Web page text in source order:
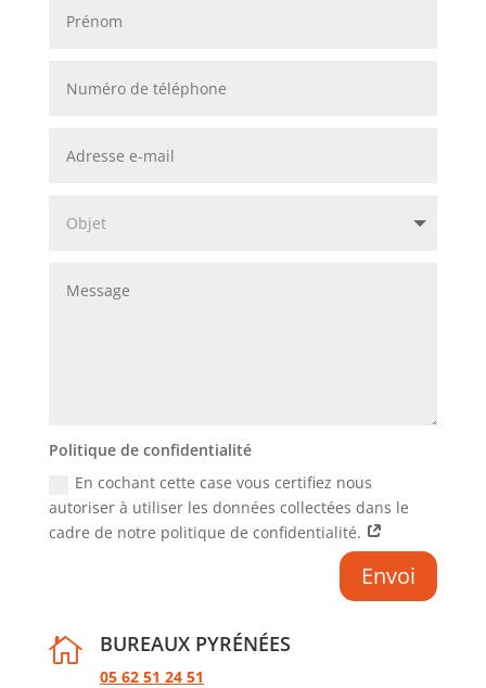
Politique de confidentialité
En cochant cette case vous certifiez nous
autoriser à utiliser les données collectées dans le
cadre de notre politique de confidentialité.
Envoi
 BUREAUX PYRÉNÉES
05 62 51 24 51